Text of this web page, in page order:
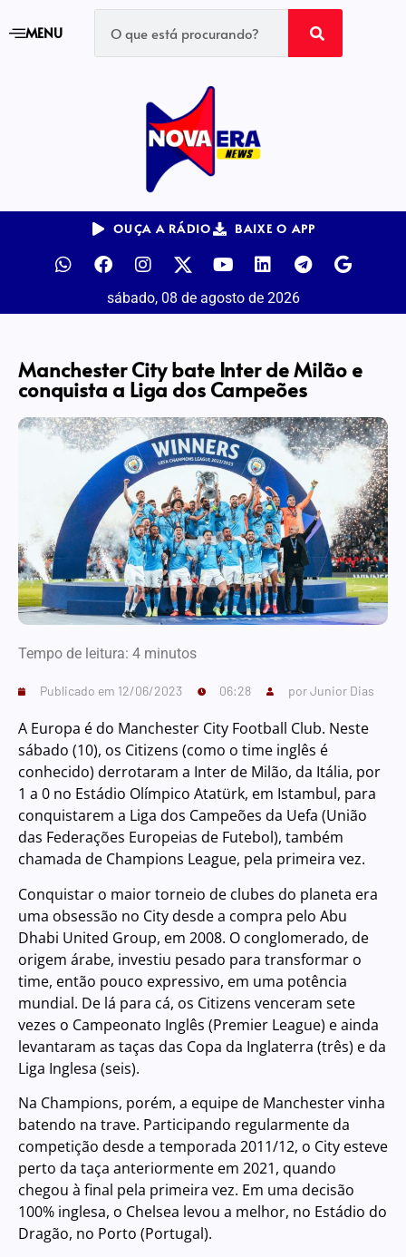
MENU
OUÇA A RÁDIO BAIXE O APP
sábado, 08 de agosto de 2026
Manchester City bate Inter de Milão e
conquista a Liga dos Campeões
Tempo de leitura: 4 minutos
Publicado em 12/06/2023 06:28 porJunior Dias
A Europa é do Manchester City Football Club. Neste
sábado (10), os Citizens (como o time inglês é
conhecido) derrotaram a Inter de Milão, da Itália, por
1 a 0 no Estádio Olímpico Atatürk, em Istambul, para
conquistarem a Liga dos Campeões da Uefa (União
das Federações Europeias de Futebol), também
chamada de Champions League, pela primeira vez.
Conquistar o maior torneio de clubes do planeta era
uma obsessão no City desde a compra pelo Abu
Dhabi United Group, em 2008. O conglomerado, de
origem árabe, investiu pesado para transformar o
time, então pouco expressivo, em uma potência
mundial. De lá para cá, os Citizens venceram sete
vezes o Campeonato Inglês (Premier League) e ainda
levantaram as taças das Copa da Inglaterra (três) e da
Liga Inglesa (seis).
Na Champions, porém, a equipe de Manchester vinha
batendo na trave. Participando regularmente da
competição desde a temporada 2011/12, o City esteve
perto da taça anteriormente em 2021, quando
chegou à final pela primeira vez. Em uma decisão
100% inglesa, o Chelsea levou a melhor, no Estádio do
Dragão, no Porto (Portugal).